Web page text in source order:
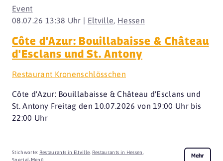
08.07.26 13:38 Uhr | Eltville, Hessen
Event
Côte d'Azur: Bouillabaisse & Château
d'Esclans und St. Antony
Restaurant Kronenschlösschen
Côte d'Azur: Bouillabaisse & Château d'Esclans und
St. Antony Freitag den 10.07.2026 von 19:00 Uhr bis
22:00 Uhr
Stichworte: Restaurants in Eltville Restaurants in Hessen
Special-Menü
Mehr